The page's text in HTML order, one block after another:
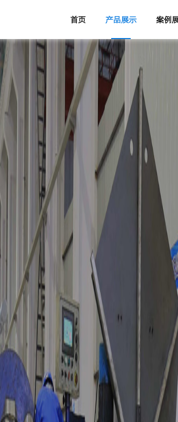
首页 产品展示 案例